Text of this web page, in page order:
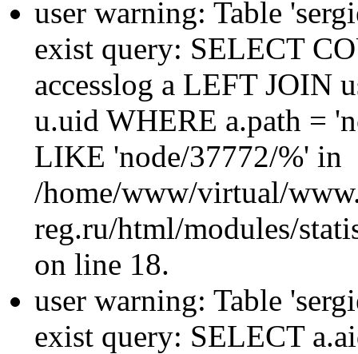
user warning: Table
exist query: SELECT
accesslog a LEFT JOIN
u.uid WHERE a.path =
LIKE 'node/37772/%' in
/home/www/virtual/
reg.ru/html/modules/
on line 18.
user warning: Table
exist query: SELECT